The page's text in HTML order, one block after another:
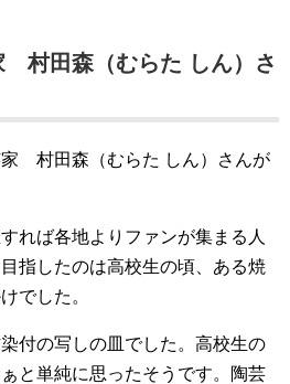
村田森（むらた しん）さんが
れば各地よりファンが集まる人
指したのは高校生の頃、ある焼
でした。
付の写しの皿でした。高校生の
と単純に思ったそうです。陶芸